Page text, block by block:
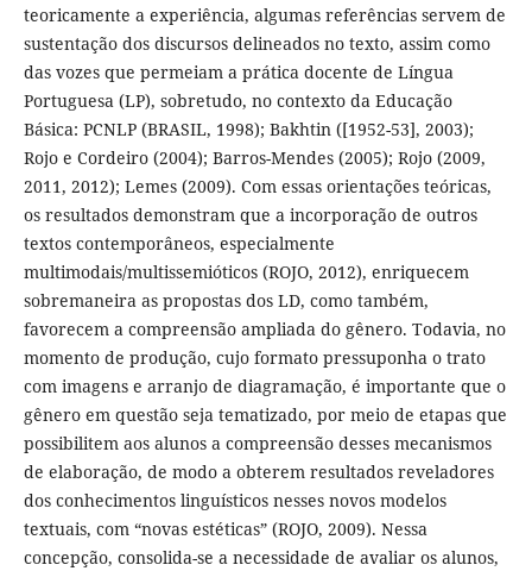
teoricamente a experiência, algumas referências servem de
sustentação dos discursos delineados no texto, assim como
das vozes que permeiam a prática docente de Língua
Portuguesa (LP), sobretudo, no contexto da Educação
Básica: PCNLP (BRASIL, 1998); Bakhtin ([1952-53], 2003);
Rojo e Cordeiro (2004); Barros-Mendes (2005); Rojo (2009,
2011, 2012); Lemes (2009). Com essas orientações teóricas,
os resultados demonstram que a incorporação de outros
textos contemporâneos, especialmente
multimodais/multissemióticos (ROJO, 2012), enriquecem
sobremaneira as propostas dos LD, como também,
favorecem a compreensão ampliada do gênero. Todavia, no
momento de produção, cujo formato pressuponha o trato
com imagens e arranjo de diagramação, é importante que o
gênero em questão seja tematizado, por meio de etapas que
possibilitem aos alunos a compreensão desses mecanismos
de elaboração, de modo a obterem resultados reveladores
dos conhecimentos linguísticos nesses novos modelos
textuais, com “novas estéticas” (ROJO, 2009). Nessa
concepção, consolida-se a necessidade de avaliar os alunos,